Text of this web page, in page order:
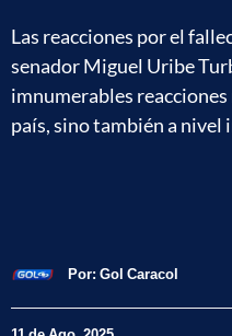
Las reacciones por el
senador Miguel Uribe
imnumerables
país, sino también a nivel
Por: Gol Caracol